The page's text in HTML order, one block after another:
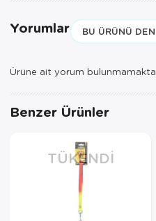
Yorumlar BU ÜRÜNÜ
Ürüne ait yorum
Benzer Ürünler
TÜKENDI